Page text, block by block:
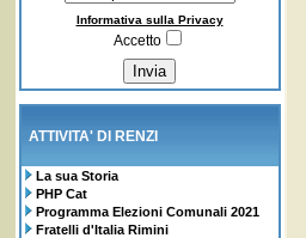
Informativa sulla Privacy
Accetto
ATTIVITA' DI RENZI
La sua Storia
PHP Cat
Programma Elezioni Comunali 2021
Fratelli d'Italia Rimini